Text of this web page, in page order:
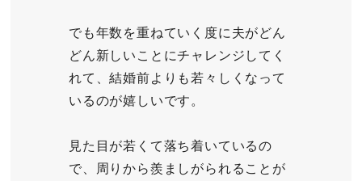
でも年数を重ねていく度に夫がどん
どん新しいことにチャレンジしてく
れて、結婚前よりも若々しくなって
いるのが嬉しいです。
見た目が若くて落ち着いているの
で、周りから羨ましがられることが